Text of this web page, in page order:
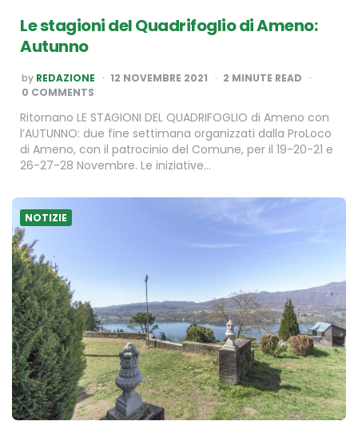
Le stagioni del Quadrifoglio di Ameno:
Autunno
POSTED
BY
by REDAZIONE 12 NOVEMBRE 2021 2 MINUTE READ
0 COMMENTS
Ritornano LE STAGIONI DEL QUADRIFOGLIO di Ameno con
l’AUTUNNO: due fine settimana organizzati dalla ProLoco
di Ameno, con il patrocinio del Comune, per il 19-20-21 e
26-27-28 Novembre. Le iniziative…
NOTIZIE